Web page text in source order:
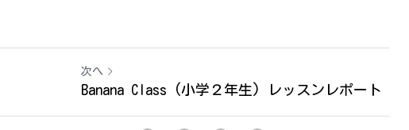
次へ
Banana Class (小学２年生) レッスンレポート